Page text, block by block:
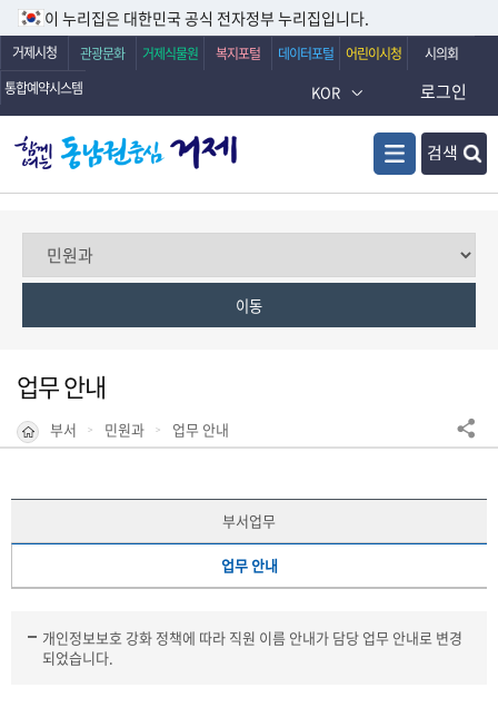
이 누리집은 대한민국 공식 전자정부 누리집입니다.
거제시청 관광문화 거제식물원 복지포털 데이터포털 어린이시청
시의회
통합예약시스템
KOR
검색
로그인
업무 안내
부서 민원과 업무 안내
부서업무
업무 안내
개인정보보호 강화 정책에 따라 직원 이름 안내가 담당 업무 안내로 변경
되었습니다.